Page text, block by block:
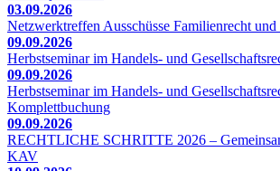
03.09.2026
Netzwerktreffen Ausschüsse Familienrecht und
09.09.2026
Herbstseminar im Handels- und
09.09.2026
Herbstseminar im Handels- und
Komplettbuchung
09.09.2026
RECHTLICHE SCHRITTE 2026 –
KAV